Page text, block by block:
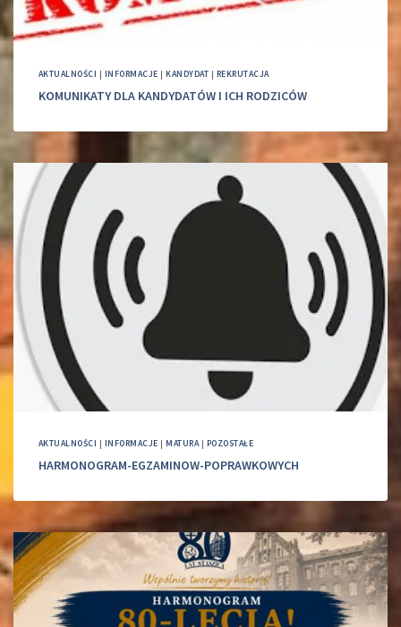
AKTUALNOŚCI | INFORMACJE |KANDYDAT | REKRUTACJA
KOMUNIKATY DLA KANDYDATÓW I ICH RODZICÓW
AKTUALNOŚCI | INFORMACJE |MATURA| POZOSTAŁE
HARMONOGRAM-EGZAMINOW-POPRAWKOWYCH